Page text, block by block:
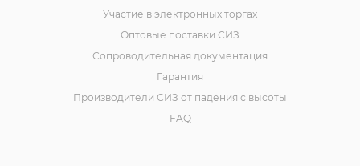
Участие в электронных торгах
Оптовые поставки СИЗ
Сопроводительная документация
Гарантия
Производители СИЗ от падения с высоты
FAQ